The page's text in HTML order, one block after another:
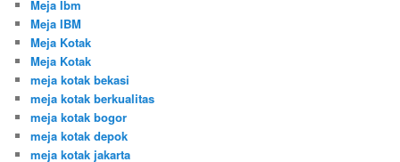
Meja Ibm
Meja IBM
Meja Kotak
Meja Kotak
meja kotak bekasi
meja kotak berkualitas
meja kotak bogor
meja kotak depok
meja kotak jakarta